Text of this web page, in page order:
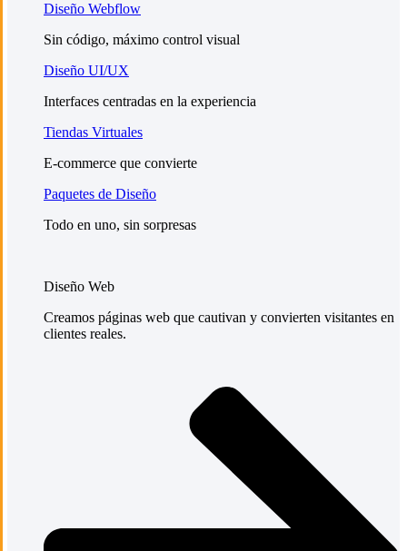
Diseño Webflow
Sin código, máximo control visual
Diseño UI/UX
Interfaces centradas en la experiencia
Tiendas Virtuales
E-commerce que convierte
Paquetes de Diseño
Todo en uno, sin sorpresas
Diseño Web
Creamos páginas web que cautivan y convierten visitantes en
clientes reales.